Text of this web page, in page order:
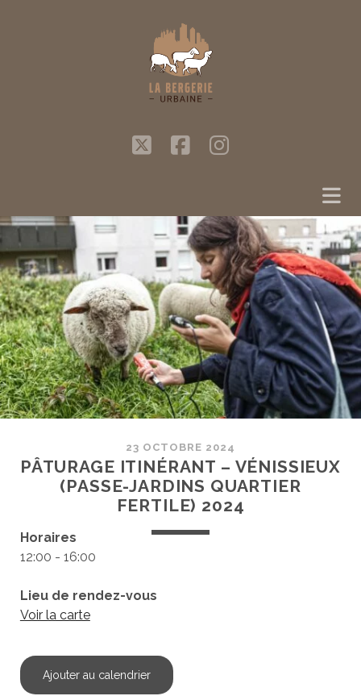
twitterfacebook
instagram
23 OCTOBRE 2024
PÂTURAGE ITINÉRANT – VÉNISSIEUX
(PASSE-JARDINS QUARTIER
FERTILE) 2024
Horaires
12:00 - 16:00
Lieu de rendez-vous
Voir la carte
Ajouter au calendrier